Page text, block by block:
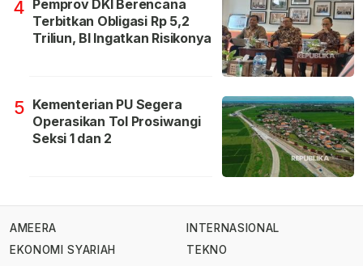
4 Pemprov DKI Berencana
Terbitkan Obligasi Rp 5,2
Triliun, BI Ingatkan Risikonya
5 Kementerian PU Segera
Operasikan Tol Prosiwangi
Seksi 1 dan 2
AMEERA
EKONOMI SYARIAH
INTERNASIONAL
TEKNO